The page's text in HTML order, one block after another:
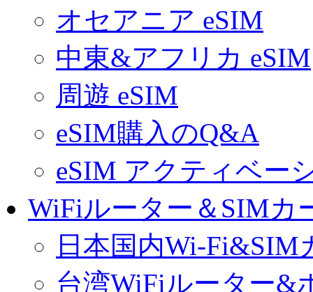
オセアニア eSIM
中東&アフリカ eSIM
周遊 eSIM
eSIM購入のQ&A
eSIM アクティベー
WiFiルーター＆SIMカ
日本国内Wi-Fi&SIM
台湾WiFiルーター&